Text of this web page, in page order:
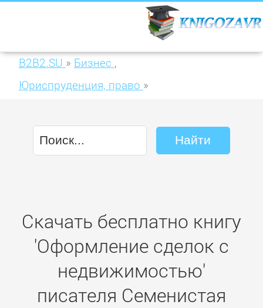
B2B2.SU » Бизнес ,
Юриспруденция, право »
Скачать бесплатно книгу
'Оформление сделок с
недвижимостью'
писателя Семенистая